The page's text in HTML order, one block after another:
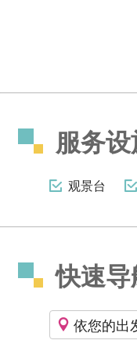
服务
观景台
快速
依您的出